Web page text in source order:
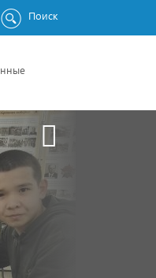
Поиск